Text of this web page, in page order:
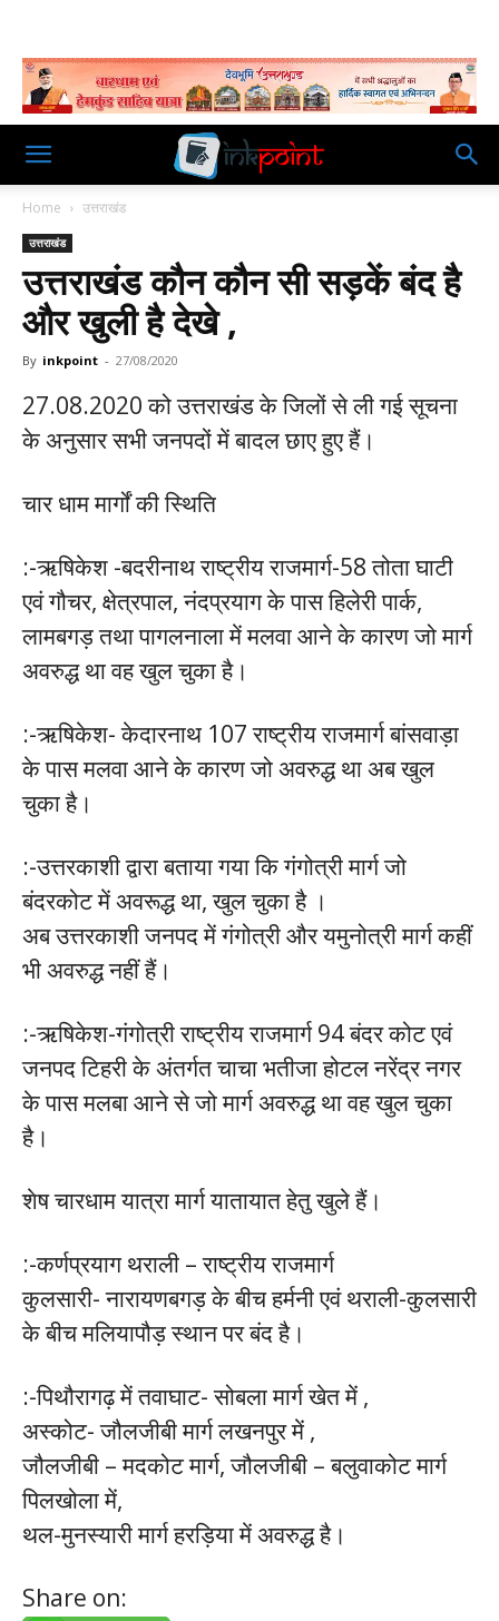
Home उत्तराखंड
उत्तराखंड
उत्तराखंड कौन कौन सी सड़कें बंद है
और खुली है देखे ,
By inkpoint - 27/08/2020
27.08.2020 को उत्तराखंड के जिलों से ली गई सूचना
के अनुसार सभी जनपदों में बादल छाए हुए हैं।
चार धाम मार्गों की स्थिति
:-ऋषिकेश -बदरीनाथ राष्ट्रीय राजमार्ग-58 तोता घाटी
एवं गौचर, क्षेत्रपाल, नंदप्रयाग के पास हिलेरी पार्क,
लामबगड़ तथा पागलनाला में मलवा आने के कारण जो मार्ग
अवरुद्ध था वह खुल चुका है।
:-ऋषिकेश- केदारनाथ 107 राष्ट्रीय राजमार्ग बांसवाड़ा
के पास मलवा आने के कारण जो अवरुद्ध था अब खुल
चुका है।
:-उत्तरकाशी द्वारा बताया गया कि गंगोत्री मार्ग जो
बंदरकोट में अवरूद्ध था, खुल चुका है ।
अब उत्तरकाशी जनपद में गंगोत्री और यमुनोत्री मार्ग कहीं
भी अवरुद्ध नहीं हैं।
:-ऋषिकेश-गंगोत्री राष्ट्रीय राजमार्ग 94 बंदर कोट एवं
जनपद टिहरी के अंतर्गत चाचा भतीजा होटल नरेंद्र नगर
के पास मलबा आने से जो मार्ग अवरुद्ध था वह खुल चुका
है।
शेष चारधाम यात्रा मार्ग यातायात हेतु खुले हैं।
:-कर्णप्रयाग थराली – राष्ट्रीय राजमार्ग
कुलसारी- नारायणबगड़ के बीच हर्मनी एवं थराली-कुलसारी
के बीच मलियापौड़ स्थान पर बंद है।
:-पिथौरागढ़ में तवाघाट- सोबला मार्ग खेत में ,
अस्कोट- जौलजीबी मार्ग लखनपुर में ,
जौलजीबी – मदकोट मार्ग, जौलजीबी – बलुवाकोट मार्ग
पिलखोला में,
थल-मुनस्यारी मार्ग हरड़िया में अवरुद्ध है।
Share on: